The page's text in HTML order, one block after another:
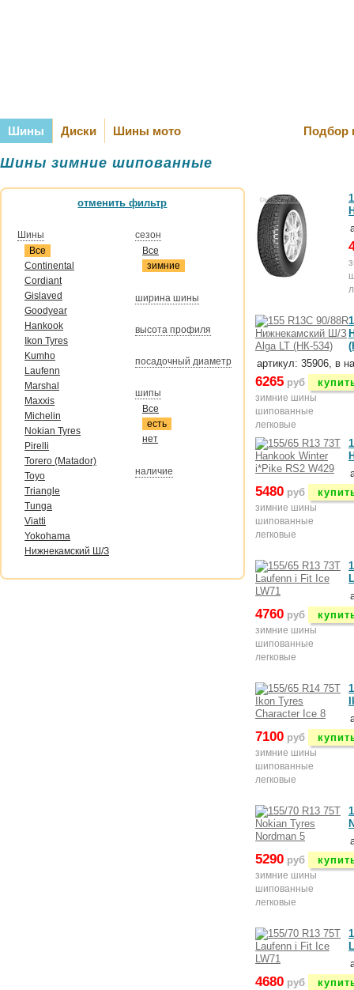
Шины Диски Шины мото Подбор
Шины зимние шипованные
отменить фильтр
Шины
Все
Continental
Cordiant
Gislaved
Goodyear
Hankook
Ikon Tyres
Kumho
Laufenn
Marshal
Maxxis
Michelin
Nokian Tyres
Pirelli
Torero (Matador)
Toyo
Triangle
Tunga
Viatti
Yokohama
Нижнекамский Ш/З
сезон
Все
зимние
ширина шины
высота профиля
посадочный диаметр
шипы
Все
есть
нет
наличие
артикул: 35906, в
6265 руб
зимние шины
шипованные
легковые
5480 руб
зимние шины
шипованные
легковые
4760 руб
зимние шины
шипованные
легковые
7100 руб
зимние шины
шипованные
легковые
5290 руб
зимние шины
шипованные
легковые
4680 руб